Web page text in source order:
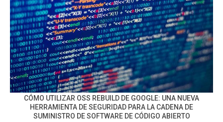
CÓMO UTILIZAR OSS REBUILD DE GOOGLE: UNA NUEVA
HERRAMIENTA DE SEGURIDAD PARA LA CADENA DE
SUMINISTRO DE SOFTWARE DE CÓDIGO ABIERTO